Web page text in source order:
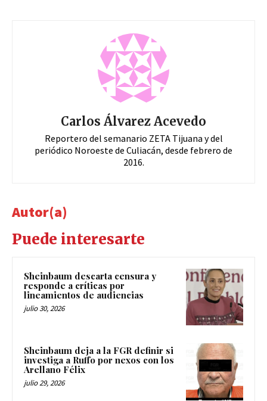
Carlos Álvarez Acevedo
Reportero del semanario ZETA Tijuana y del
periódico Noroeste de Culiacán, desde febrero de
2016.
Autor(a)
Puede interesarte
Sheinbaum descarta censura y
responde a críticas por
lineamientos de audiencias
julio 30, 2026
Sheinbaum deja a la FGR definir si
investiga a Ruffo por nexos con los
Arellano Félix
julio 29, 2026